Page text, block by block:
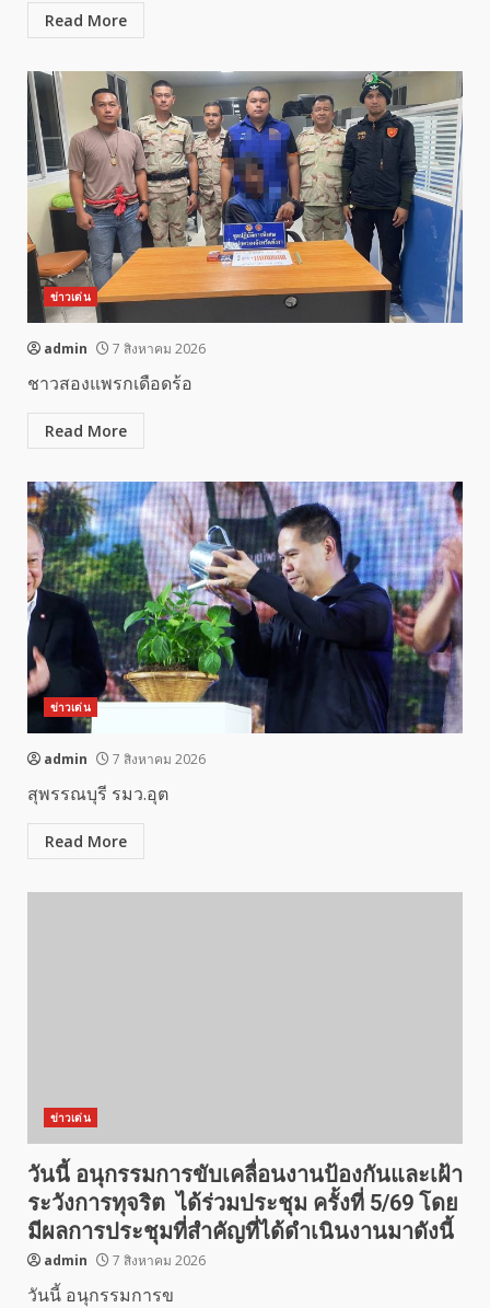
Read More
ข่าวเด่น
admin 7 สิงหาคม 2026
ชาวสองแพรกเดือดร้อ
Read More
ข่าวเด่น
admin 7 สิงหาคม 2026
สุพรรณบุรี รมว.อุต
Read More
ข่าวเด่น
วันนี้ อนุกรรมการขับเคลื่อนงานป้องกันและเฝ้า
ระวังการทุจริต ได้ร่วมประชุม ครั้งที่ 5/69 โดย
มีผลการประชุมที่สำคัญที่ได้ดำเนินงานมาดังนี้
admin 7 สิงหาคม 2026
วันนี้ อนุกรรมการข